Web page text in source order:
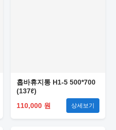
홉바휴지통 H1-5 500*700
(137ℓ)
110,000 원
상세보기